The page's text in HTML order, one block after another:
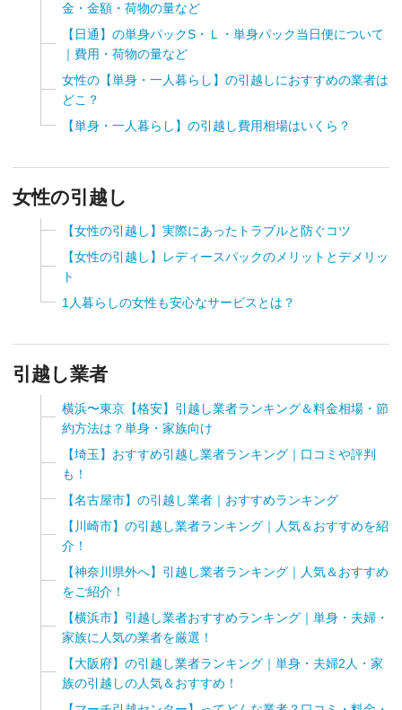
金・金額・荷物の量など
【日通】の単身パックS・Ｌ・単身パック当日便について
｜費用・荷物の量など
女性の【単身・一人暮らし】の引越しにおすすめの業者は
どこ？
【単身・一人暮らし】の引越し費用相場はいくら？
女性の引越し
【女性の引越し】実際にあったトラブルと防ぐコツ
【女性の引越し】レディースパックのメリットとデメリッ
ト
1人暮らしの女性も安心なサービスとは？
引越し業者
横浜〜東京【格安】引越し業者ランキング＆料金相場・節
約方法は？単身・家族向け
【埼玉】おすすめ引越し業者ランキング｜口コミや評判
も！
【名古屋市】の引越し業者｜おすすめランキング
【川崎市】の引越し業者ランキング｜人気＆おすすめを紹
介！
【神奈川県外へ】引越し業者ランキング｜人気＆おすすめ
をご紹介！
【横浜市】引越し業者おすすめランキング｜単身・夫婦・
家族に人気の業者を厳選！
【大阪府】の引越し業者ランキング｜単身・夫婦2人・家
族の引越しの人気＆おすすめ！